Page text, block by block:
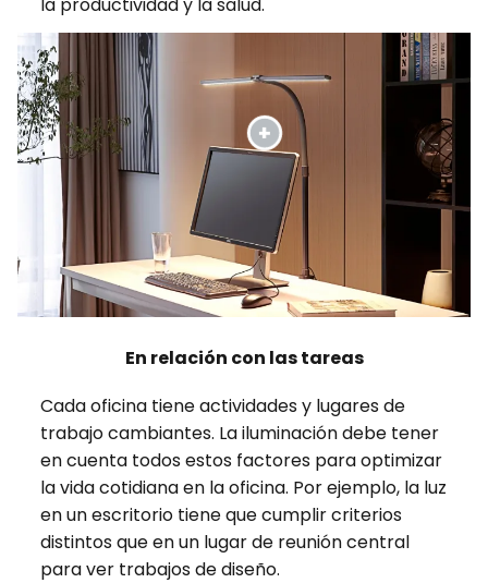
la productividad y la salud.
En relación con las tareas
Cada oficina tiene actividades y lugares de
trabajo cambiantes. La iluminación debe tener
en cuenta todos estos factores para optimizar
la vida cotidiana en la oficina. Por ejemplo, la luz
en un escritorio tiene que cumplir criterios
distintos que en un lugar de reunión central
para ver trabajos de diseño.